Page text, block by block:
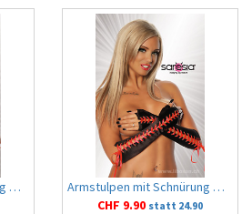
Armstulpen mit Schnürung OS schwarz/weiss
Armstulpen mit Schnürung OS schwarz/rot
CHF 9.90 statt 24.90